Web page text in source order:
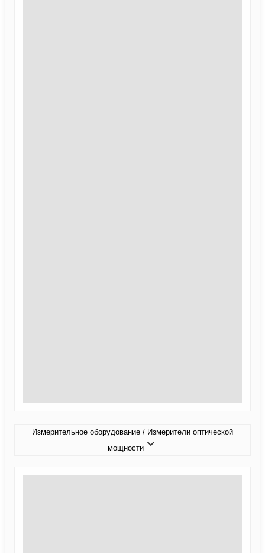
Измерительное оборудование / Измерители оптической
мощности